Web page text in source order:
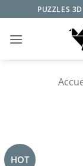
au
contenu
PUZZLES
HOT